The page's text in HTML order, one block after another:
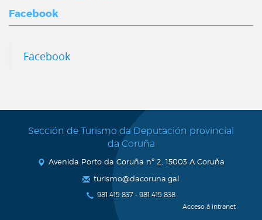
Facebook
Facebook
Sección de Turismo da Deputación provincial
da Coruña
Avenida Porto da Coruña nº 2, 15003 A Coruña
turismo@dacoruna.gal
981 415 837 - 981 415 838
Acceso á intranet